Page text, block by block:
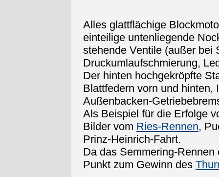
Alles glattflächige
einteilige untenliegende
stehende Ventile (außer bei
Druckumlaufschmierung,
Der hinten hochgekröpfte
Blattfedern vorn und hinten,
Außenbacken-
Als Beispiel für die Erfolge
Bilder vom Ries-Rennen,
Prinz-Heinrich-Fahrt.
Da das Semmering-
Punkt zum Gewinn des